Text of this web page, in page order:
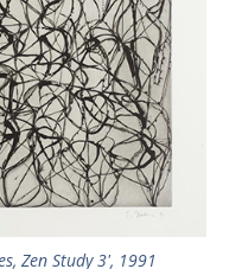
Zen Study 3', 1991